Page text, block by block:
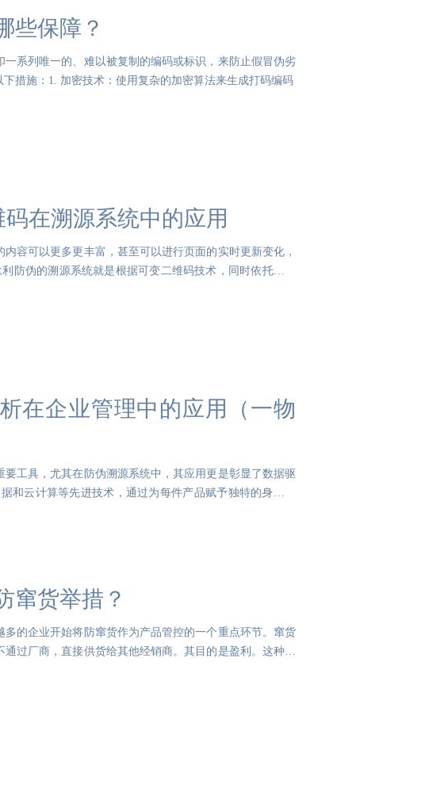
些保障？
系列唯一的、难以被复制的编码或标识，来防止假冒伪劣
措施：1. 加密技术：使用复杂的加密算法来生成打码编码
在溯源系统中的应用
容可以更多更丰富，甚至可以进行页面的实时更新变化，
防伪的溯源系统就是根据可变二维码技术，同时依托二维
在企业管理中的应用（一物
工具，尤其在防伪溯源系统中，其应用更是彰显了数据驱
和云计算等先进技术，通过为每件产品赋予独特的身份标
窜货举措？
的企业开始将防窜货作为产品管控的一个重点环节。窜货
过厂商，直接供货给其他经销商。其目的是盈利。这种行